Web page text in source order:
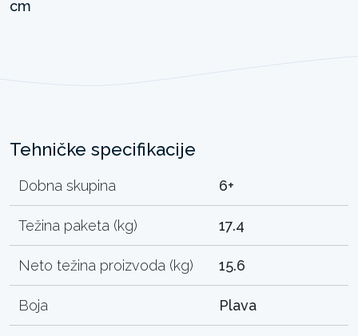
Tehničke specifikacije
Dobna skupina 6+
Težina paketa (kg) 17.4
Neto težina proizvoda (kg) 15.6
Boja Plava